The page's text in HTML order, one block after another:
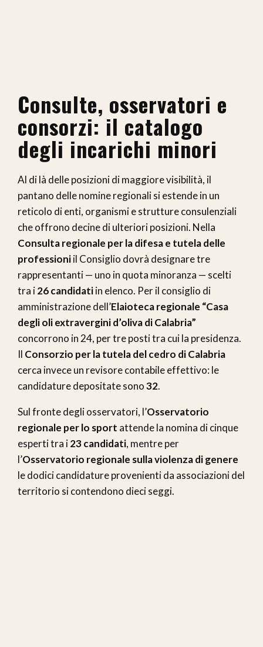
Consulte, osservatori e
consorzi: il catalogo
degli incarichi minori
Al di là delle posizioni di maggiore visibilità, il
pantano delle nomine regionali si estende in un
reticolo di enti, organismi e strutture consulenziali
che offrono decine di ulteriori posizioni. Nella
Consulta regionale per la difesa e tutela delle
professioniil Consiglio dovrà designare tre
rappresentanti — uno in quota minoranza — scelti
tra i26 candidatiin elenco. Per il consiglio di
amministrazione dell’Elaioteca regionale “Casa
degli oli extravergini d’oliva di Calabria”
concorrono in 24, per tre posti tra cui la presidenza.
Il Consorzio per la tutela del cedro di Calabria
cerca invece un revisore contabile effettivo: le
candidature depositate sono32.
Sul fronte degli osservatori, l’Osservatorio
regionale per lo sport attende la nomina di cinque
esperti tra i23 candidati, mentre per
l’Osservatorio regionale sulla violenza di genere
le dodici candidature provenienti da associazioni del
territorio si contendono dieci seggi.